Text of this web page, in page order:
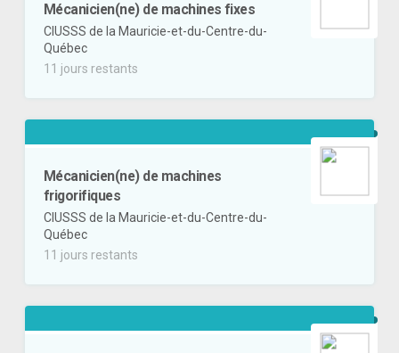
Mécanicien(ne) de machines fixes
CIUSSS de la Mauricie-et-du-Centre-du-
Québec
11 jours restants
Mécanicien(ne) de machines
frigorifiques
CIUSSS de la Mauricie-et-du-Centre-du-
Québec
11 jours restants